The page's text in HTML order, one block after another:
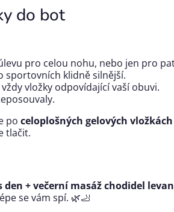
do bot
pro celou nohu, nebo jen pro
sportovních klidně silnější.
vložky odpovídající vaší obuvi.
po celoplošných gelových vložkách
tlačit.
den + večerní masáž chodidel
se vám spí. 🌿🦶